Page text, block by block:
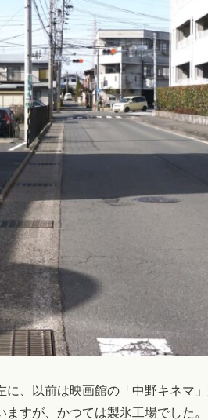
、以前は映画館の「 中野キネマ
すが、かつては製氷工場でした 。